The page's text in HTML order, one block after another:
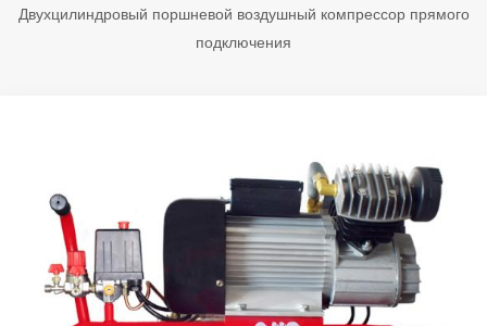
Двухцилиндровый поршневой воздушный компрессор прямого
подключения